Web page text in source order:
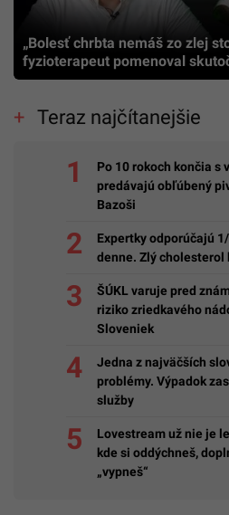
„Bolesť chrbta nemáš zo zlej
fyzioterapeut pomenoval
Teraz najčítanejšie
Po 10 rokoch končia s
predávajú obľúbený
Bazoši
Expertky odporúčajú
denne. Zlý cholesterol
ŠÚKL varuje pred
riziko zriedkavého
Sloveniek
Jedna z najväčších
problémy. Výpadok
služby
Lovestream už nie je
kde si oddýchneš,
„vypneš“